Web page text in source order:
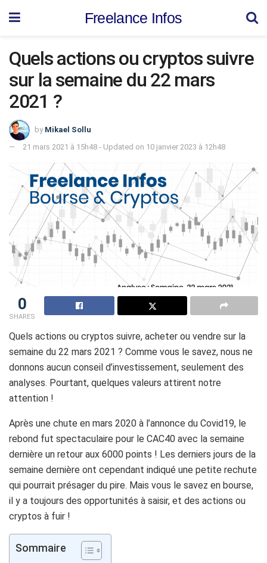
Freelance Infos
Quels actions ou cryptos suivre
sur la semaine du 22 mars
2021 ?
by Mikael Sollu
21 mars 2021 à 15h48 - Updated on 10 janvier 2023 à 12h48
0
SHARES
Quels actions ou cryptos suivre, acheter ou vendre sur la
semaine du 22 mars 2021 ? Comme vous le savez, nous ne
donnons aucun conseil d’investissement, seulement des
analyses. Pourtant, quelques valeurs attirent notre
attention !
Après une chute en mars 2020 à l’annonce du Covid19, le
rebond fut spectaculaire pour le CAC40 avec la semaine
dernière un retour aux 6000 points ! Les derniers jours de la
semaine dernière ont cependant indiqué une petite rechute
qui pourrait présager du pire. Mais vous le savez en bourse,
il y a toujours des opportunités à saisir, et des actions ou
cryptos à fuir !
Sommaire